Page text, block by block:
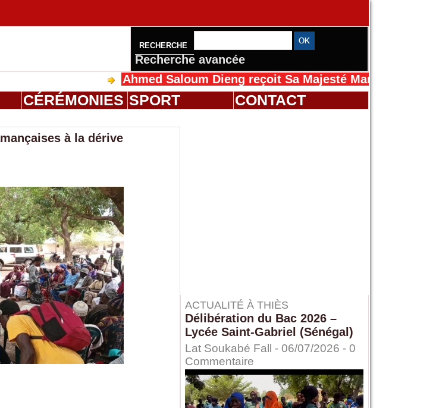
RECHERCHE
Recherche avancée
Ahmed Saloum Dieng reçoit Sa Majesté Mansah Cissé au
CÉRÉMONIES SPORT CONTACT
à la dérive
ACTUALITÉ À THIÈS
Délibération du Bac 2026 –
Lycée Saint-Gabriel (Sénégal)
Lat Soukabé Fall - 06/07/2026 - 0
Commentaire